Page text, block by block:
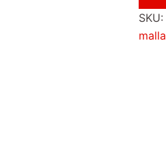
SKU:
malla